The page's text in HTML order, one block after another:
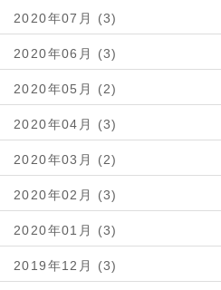
2020年07月 (3)
2020年06月 (3)
2020年05月 (2)
2020年04月 (3)
2020年03月 (2)
2020年02月 (3)
2020年01月 (3)
2019年12月 (3)